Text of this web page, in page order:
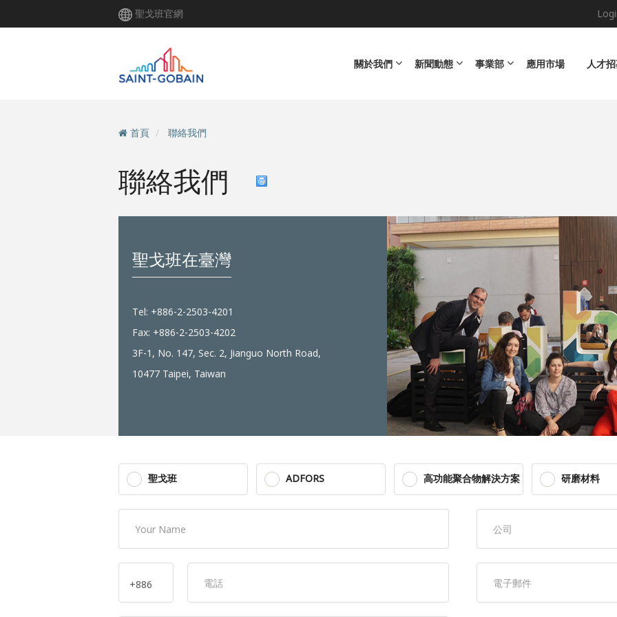
聖戈班官網
關於我們 新聞動態 事業部 應用市場 人才
首頁 聯絡我們
聯絡我們
聖戈班在臺灣
Tel: +886-2-2503-4201
Fax: +886-2-2503-4202
3F-1, No. 147, Sec. 2, Jianguo North Road,
10477 Taipei, Taiwan
聖戈班 ADFORS 高功能聚合物解決方案 研磨材料